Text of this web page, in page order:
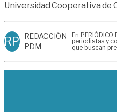
Universidad Cooperativa de
RP REDACCIÓN
PDM
En
periodistas y
que buscan